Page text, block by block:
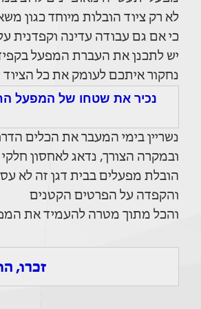
לא רק ציוד הובלות מיוחד כגון
כי אם גם עבודה עדינה וקפדנית
יש לתכנן את העברת המפעל
נחקור איתכם לעומק את כל
נכיר את שטחו של המפעל
נשריין בימי המעבר את הכלים
ובמקרה הצורך, נדאג לאחסון
הובלת מפעלים בבית דגן זה לא
והקפדה על הפרטים הקטנים
והכל מתוך מטרה להעמיד את
זכרו,